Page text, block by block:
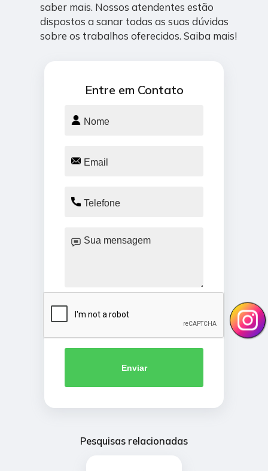
saber mais. Nossos atendentes estão
dispostos a sanar todas as suas dúvidas
sobre os trabalhos oferecidos. Saiba mais!
Entre em Contato
Enviar
Pesquisas relacionadas